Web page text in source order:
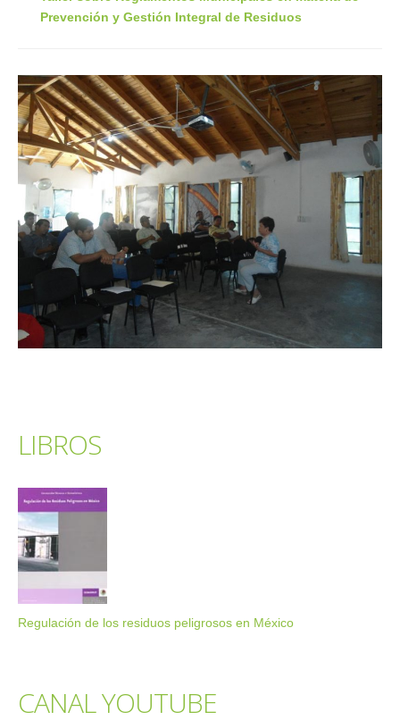
Prevención y Gestión Integral de Residuos
LIBROS
Regulación de los residuos peligrosos en México
CANAL YOUTUBE